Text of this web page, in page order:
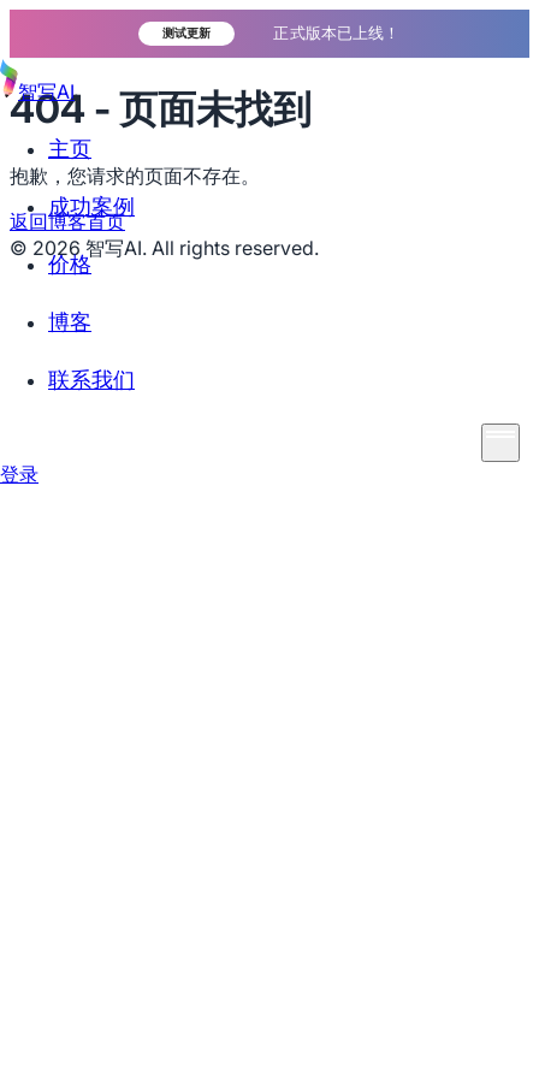
测试更新 正式版本已上线！
智写AI
主页
成功案例
价格
博客
联系我们
登录
404 - 页面未找到
抱歉，您请求的页面不存在。
返回博客首页
© 2026 智写AI. All rights reserved.